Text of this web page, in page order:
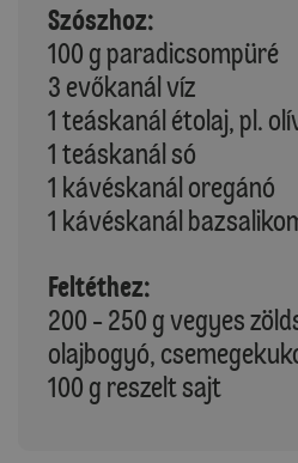
Szószhoz:
100 g paradicsompüré
3 evőkanál víz
1 teáskanál étolaj, pl.
1 teáskanál só
1 kávéskanál oregánó
1 kávéskanál
Feltéthez:
200 - 250 g vegyes
olajbogyó,
100 g reszelt sajt